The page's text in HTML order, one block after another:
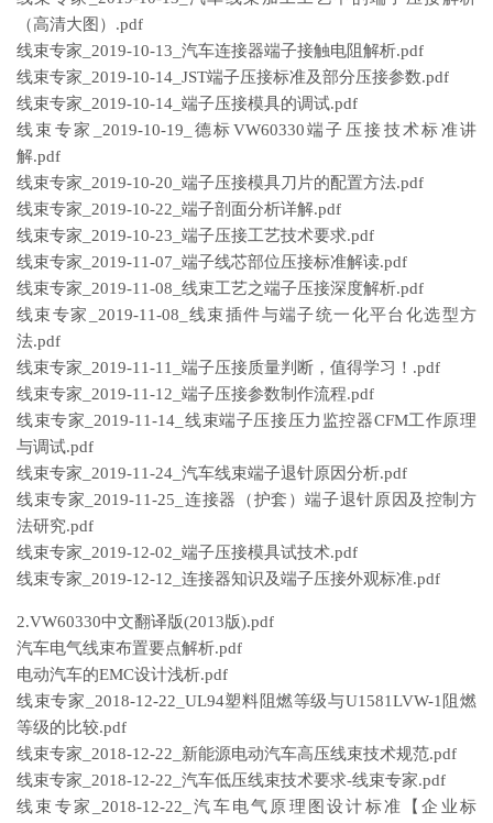
（高清大图）.pdf
线束专家_2019-10-13_汽车连接器端子接触电阻解析.pdf
线束专家_2019-10-14_JST端子压接标准及部分压接参数.pdf
线束专家_2019-10-14_端子压接模具的调试.pdf
线束专家_2019-10-19_德标VW60330端子压接技术标准讲
解.pdf
线束专家_2019-10-20_端子压接模具刀片的配置方法.pdf
线束专家_2019-10-22_端子剖面分析详解.pdf
线束专家_2019-10-23_端子压接工艺技术要求.pdf
线束专家_2019-11-07_端子线芯部位压接标准解读.pdf
线束专家_2019-11-08_线束工艺之端子压接深度解析.pdf
线束专家_2019-11-08_线束插件与端子统一化平台化选型方
法.pdf
线束专家_2019-11-11_端子压接质量判断，值得学习！.pdf
线束专家_2019-11-12_端子压接参数制作流程.pdf
线束专家_2019-11-14_线束端子压接压力监控器CFM工作原理
与调试.pdf
线束专家_2019-11-24_汽车线束端子退针原因分析.pdf
线束专家_2019-11-25_连接器（护套）端子退针原因及控制方
法研究.pdf
线束专家_2019-12-02_端子压接模具试技术.pdf
线束专家_2019-12-12_连接器知识及端子压接外观标准.pdf
2.VW60330中文翻译版(2013版).pdf
汽车电气线束布置要点解析.pdf
电动汽车的EMC设计浅析.pdf
线束专家_2018-12-22_UL94塑料阻燃等级与U1581LVW-1阻燃
等级的比较.pdf
线束专家_2018-12-22_新能源电动汽车高压线束技术规范.pdf
线束专家_2018-12-22_汽车低压线束技术要求-线束专家.pdf
线束专家_2018-12-22_汽车电气原理图设计标准【企业标